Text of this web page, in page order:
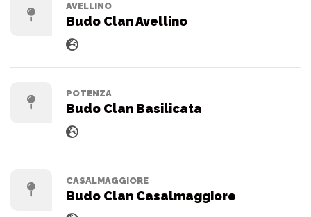
AVELLINO
Budo Clan Avellino
POTENZA
Budo Clan Basilicata
CASALMAGGIORE
Budo Clan Casalmaggiore